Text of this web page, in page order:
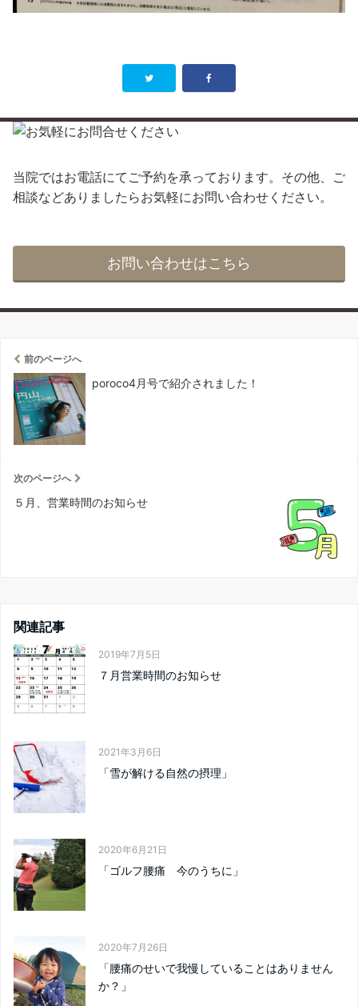
当院ではお電話にてご予約を承っております。その他、ご
相談などありましたらお気軽にお問い合わせください。
お問い合わせはこちら
前のページへ
poroco4月号で紹介されました！
次のページへ
５月、営業時間のお知らせ
関連記事
2019年7月5日
７月営業時間のお知らせ
2021年3月6日
「雪が解ける自然の摂理」
2020年6月21日
「ゴルフ腰痛 今のうちに」
2020年7月26日
「腰痛のせいで我慢していることはありません
か？」